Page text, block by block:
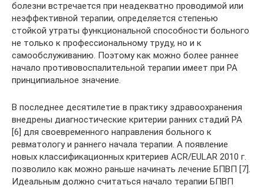
болезни встречается при неадекватно проводимой или
неэффективной терапии, определяется степенью
стойкой утраты функциональной способности больного
не только к профессиональному труду, но и к
самообслуживанию. Поэтому как можно более раннее
начало противовоспалительной терапии имеет при РА
принципиальное значение.
В последнее десятилетие в практику здравоохранения
внедрены диагностические критерии ранних стадий РА
[6] для своевременного направления больного к
ревматологу и раннего начала терапии. А появление
новых классификационных критериев ACR/EULAR 2010 г.
позволило как можно раньше начинать лечение БПВП [7].
Идеальным должно считаться начало терапии БПВП